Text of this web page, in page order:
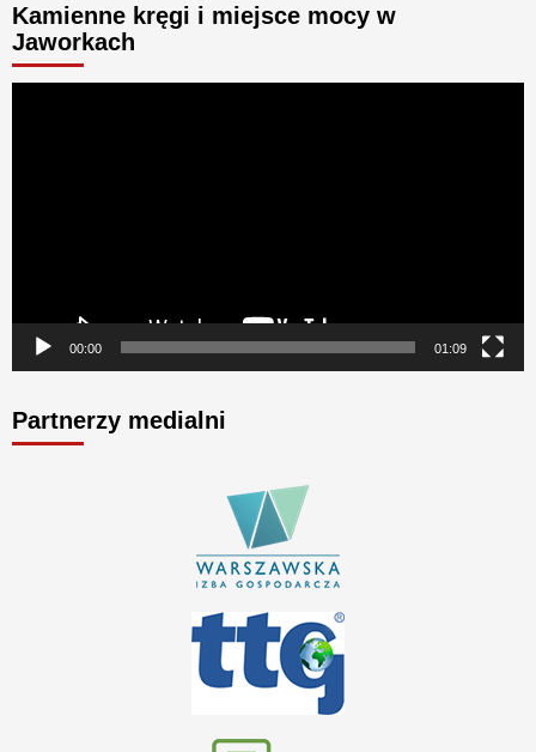
Kamienne kręgi i miejsce mocy w
Jaworkach
00:00 01:09
Partnerzy medialni